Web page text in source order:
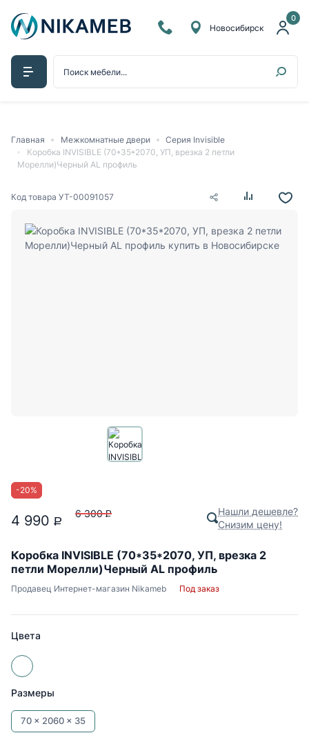
0
Новосибирск
Главная Межкомнатные двери
Серия Invisible
Коробка INVISIBLE (70*35*2070, УП, врезка 2 петли
Морелли)Черный AL профиль
Код товара УТ-00091057
-20%
4 990 P
6 300 P
Нашли дешевле?
Снизим цену!
Коробка INVISIBLE (70*35*2070, УП, врезка 2
петли Морелли)Черный AL профиль
Продавец Интернет-магазин Nikameb Под заказ
Цвета
Размеры
70 x 2060 x 35